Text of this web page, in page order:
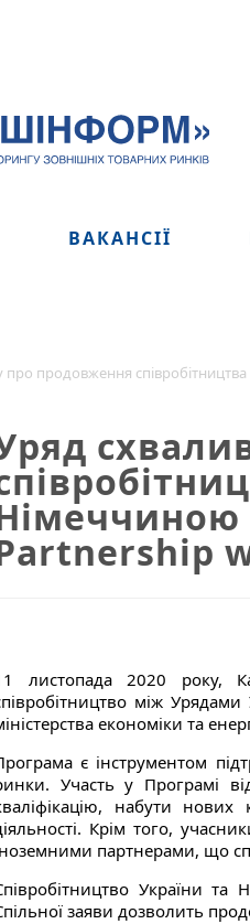
ВАКАНСІЇ
про продовження
листопада 2020 року,
між
економіки та
є інструментом
Участь у Програмі
набути нових
Крім того,
партнерами, що
України
заяви дозволить